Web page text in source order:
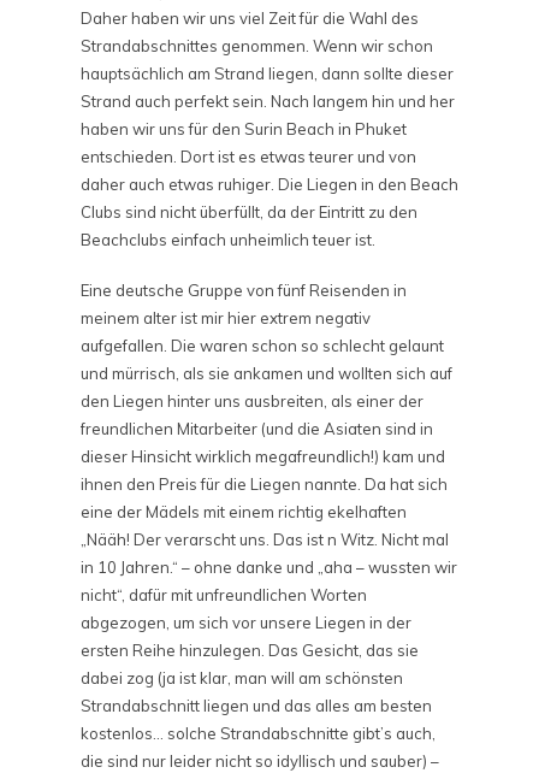
Daher haben wir uns viel Zeit für die Wahl des
Strandabschnittes genommen. Wenn wir schon
hauptsächlich am Strand liegen, dann sollte dieser
Strand auch perfekt sein. Nach langem hin und her
haben wir uns für den Surin Beach in Phuket
entschieden. Dort ist es etwas teurer und von
daher auch etwas ruhiger. Die Liegen in den Beach
Clubs sind nicht überfüllt, da der Eintritt zu den
Beachclubs einfach unheimlich teuer ist.
Eine deutsche Gruppe von fünf Reisenden in
meinem alter ist mir hier extrem negativ
aufgefallen. Die waren schon so schlecht gelaunt
und mürrisch, als sie ankamen und wollten sich auf
den Liegen hinter uns ausbreiten, als einer der
freundlichen Mitarbeiter (und die Asiaten sind in
dieser Hinsicht wirklich megafreundlich!) kam und
ihnen den Preis für die Liegen nannte. Da hat sich
eine der Mädels mit einem richtig ekelhaften
„Nääh! Der verarscht uns. Das ist n Witz. Nicht mal
in 10 Jahren.“ – ohne danke und „aha – wussten wir
nicht“, dafür mit unfreundlichen Worten
abgezogen, um sich vor unsere Liegen in der
ersten Reihe hinzulegen. Das Gesicht, das sie
dabei zog (ja ist klar, man will am schönsten
Strandabschnitt liegen und das alles am besten
kostenlos… solche Strandabschnitte gibt’s auch,
die sind nur leider nicht so idyllisch und sauber) –